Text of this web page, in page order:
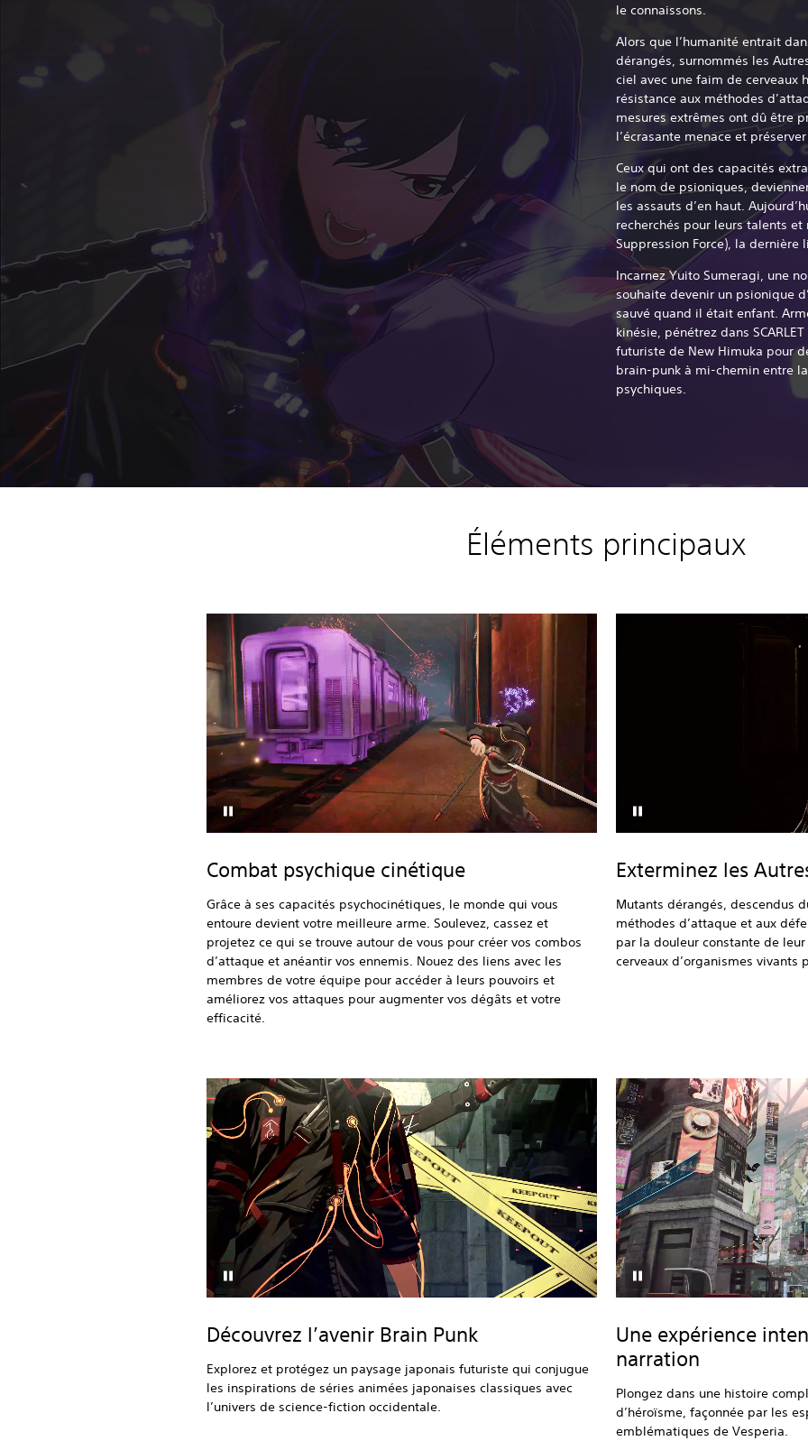
le connaissons.
Alors que l’humanité entrait
dérangés, surnommés les
ciel avec une faim de cerveaux
résistance aux méthodes
mesures extrêmes ont dû être
l’écrasante menace et
Ceux qui ont des capacités
le nom de psioniques,
les assauts d’en haut.
recherchés pour leurs talents et
Suppression Force), la dernière
Incarnez Yuito Sumeragi, une
souhaite devenir un psionique
sauvé quand il était enfant.
kinésie, pénétrez dans
futuriste de New Himuka pour
brain-punk à mi-chemin entre
psychiques.
Éléments principaux
Combat psychique cinétique
Grâce à ses capacités psychocinétiques, le monde qui vous
entoure devient votre meilleure arme. Soulevez, cassez et
projetez ce qui se trouve autour de vous pour créer vos combos
d’attaque et anéantir vos ennemis. Nouez des liens avec les
membres de votre équipe pour accéder à leurs pouvoirs et
améliorez vos attaques pour augmenter vos dégâts et votre
efficacité.
Exterminez les
Mutants dérangés, descendus
méthodes d’attaque et aux
par la douleur constante de
cerveaux d’organismes vivants
Découvrez l’avenir Brain Punk
Explorez et protégez un paysage japonais futuriste qui conjugue
les inspirations de séries animées japonaises classiques avec
l’univers de science-fiction occidentale.
Une expérience
narration
Plongez dans une histoire
d’héroïsme, façonnée par les
emblématiques de Vesperia.